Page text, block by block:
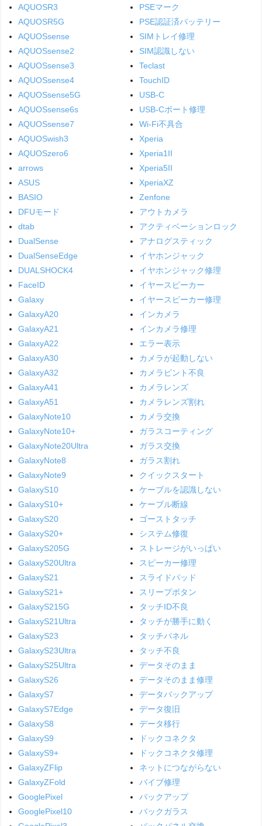
AQUOSR3
AQUOSR5G
AQUOSsense
AQUOSsense2
AQUOSsense3
AQUOSsense4
AQUOSsense5G
AQUOSsense6s
AQUOSsense7
AQUOSwish3
AQUOSzero6
arrows
ASUS
BASIO
DFUモード
dtab
DualSense
DualSenseEdge
DUALSHOCK4
FaceID
Galaxy
GalaxyA20
GalaxyA21
GalaxyA22
GalaxyA30
GalaxyA32
GalaxyA41
GalaxyA51
GalaxyNote10
GalaxyNote10+
GalaxyNote20Ultra
GalaxyNote8
GalaxyNote9
GalaxyS10
GalaxyS10+
GalaxyS20
GalaxyS20+
GalaxyS205G
GalaxyS20Ultra
GalaxyS21
GalaxyS21+
GalaxyS215G
GalaxyS21Ultra
GalaxyS23
GalaxyS23Ultra
GalaxyS25Ultra
GalaxyS26
GalaxyS7
GalaxyS7Edge
GalaxyS8
GalaxyS9
GalaxyS9+
GalaxyZFlip
GalaxyZFold
GooglePixel
GooglePixel10
PSEマーク
PSE認証済バッテリー
SIMトレイ修理
SIM認識しない
Teclast
TouchID
USB-C
USB-Cポート修理
Wi-Fi不具合
Xperia
Xperia1II
Xperia5II
XperiaXZ
Zenfone
アウトカメラ
アクティベーションロック
アナログスティック
イヤホンジャック
イヤホンジャック修理
イヤースピーカー
イヤースピーカー修理
インカメラ
インカメラ修理
エラー表示
カメラが起動しない
カメラピント不良
カメラレンズ
カメラレンズ割れ
カメラ交換
ガラスコーティング
ガラス交換
ガラス割れ
クイックスタート
ケーブルを認識しない
ケーブル断線
ゴーストタッチ
システム修復
ストレージがいっぱい
スピーカー修理
スライドパッド
スリープボタン
タッチID不良
タッチが勝手に動く
タッチパネル
タッチ不良
データそのまま
データそのまま修理
データバックアップ
データ復旧
データ移行
ドックコネクタ
ドックコネクタ修理
ネットにつながらない
バイブ修理
バックアップ
バックガラス